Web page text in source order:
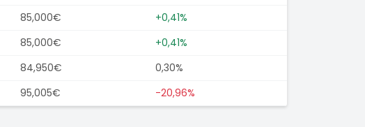
85,000€
+0,41%
85,000€
+0,41%
84,950€
0,30%
95,005€ -20,96%